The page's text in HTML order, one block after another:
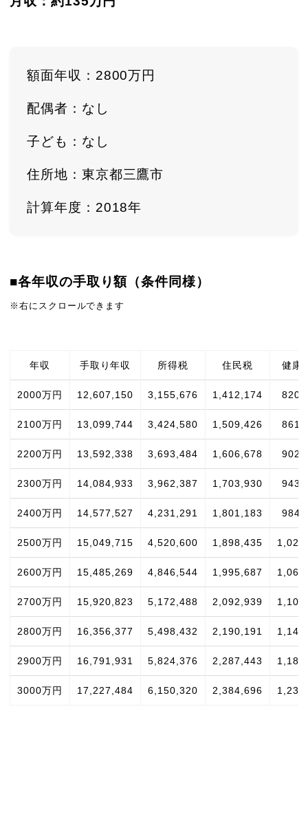
額面年収：2800万円
配偶者：なし
子ども：なし
住所地：東京都三鷹市
計算年度：2018年
■各年収の手取り額（条件同様）
※右にスクロールできます
年収 手取り年収 所得税 住民税 健康
2000万円 12,607,150 3,155,676 1,412,174
2100万円 13,099,744 3,424,580 1,509,426
2200万円 13,592,338 3,693,484 1,606,678
2300万円 14,084,933 3,962,387 1,703,930
2400万円 14,577,527 4,231,291 1,801,183
2500万円 15,049,715 4,520,600 1,898,435
2600万円 15,485,269 4,846,544 1,995,687
2700万円 15,920,823 5,172,488 2,092,939
2800万円 16,356,377 5,498,432 2,190,191
2900万円 16,791,931 5,824,376 2,287,443
3000万円 17,227,484 6,150,320 2,384,696